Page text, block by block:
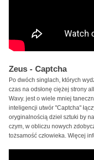
Zeus - Captcha
Po dwóch singlach, których
czas na odsłonę ciężej strony
Wavy. jest o wiele mniej
inteligencji utwór "Captcha"
oryginalnością dzieł sztuki by
czym, w obliczu nowych
tożsamość człowieka. Więcej